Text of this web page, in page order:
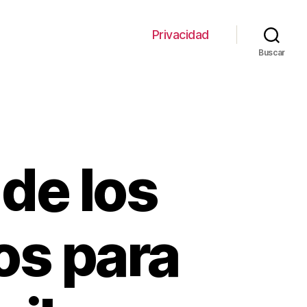
Privacidad
Buscar
los
para